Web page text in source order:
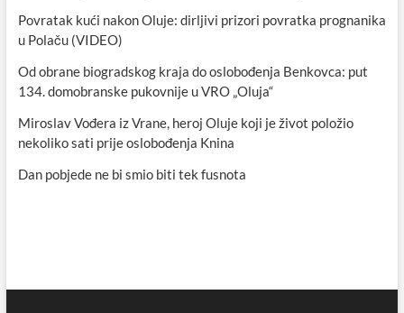
Povratak kući nakon Oluje: dirljivi prizori povratka prognanika
u Polaču (VIDEO)
Od obrane biogradskog kraja do oslobođenja Benkovca: put
134. domobranske pukovnije u VRO „Oluja“
Miroslav Vođera iz Vrane, heroj Oluje koji je život položio
nekoliko sati prije oslobođenja Knina
Dan pobjede ne bi smio biti tek fusnota